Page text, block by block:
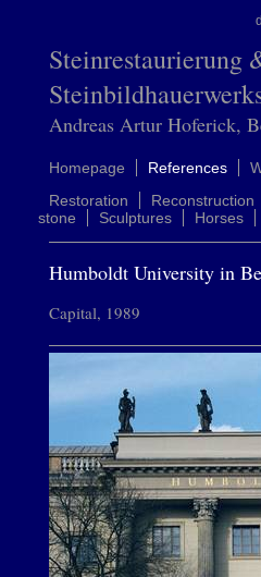
Steinrestaurierung
Andreas Artur Hoferick,
Homepage References
Restoration
Reconstruction
stone
Sculptures Horses
Humboldt University in
Capital, 1989